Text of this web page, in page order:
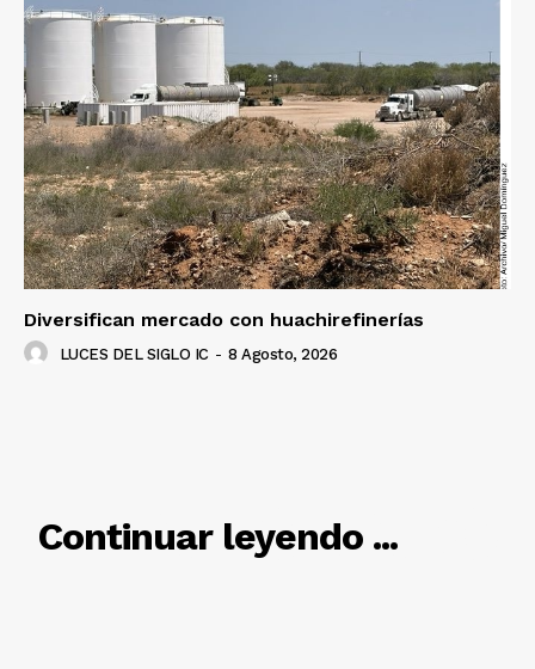
Diversifican mercado con huachirefinerías
LUCES DEL SIGLO IC - 8 Agosto, 2026
Continuar leyendo ...
RELACIONADO